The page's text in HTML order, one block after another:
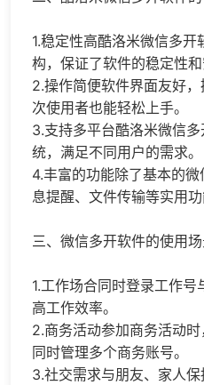
1.稳定性高酷洛米微信多
构，保证了软件的稳定性和
2.操作简便软件界面友好
次使用者也能轻松上手。
3.支持多平台酷洛米微信
统，满足不同用户的需求。
4.丰富的功能除了基本的
息提醒、文件传输等实用功
三、微信多开软件的使用
1.工作场合同时登录工作
高工作效率。
2.商务活动参加商务活动
同时管理多个商务账号。
3.社交需求与朋友、家人